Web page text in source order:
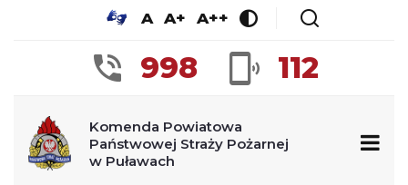
A A+ A++
998 112
Komenda Powiatowa
Państwowej Straży Pożarnej
w Puławach